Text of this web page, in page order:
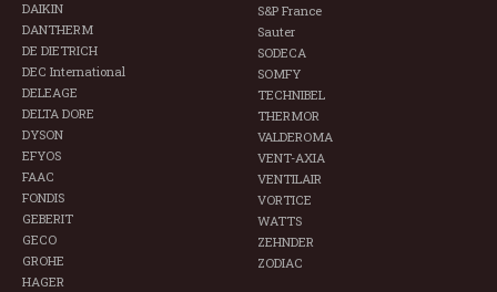
DAIKIN
DANTHERM
DE DIETRICH
DEC International
DELEAGE
DELTA DORE
DYSON
EFYOS
FAAC
FONDIS
GEBERIT
GECO
GROHE
HAGER
S&P France
Sauter
SODECA
SOMFY
TECHNIBEL
THERMOR
VALDEROMA
VENT-AXIA
VENTILAIR
VORTICE
WATTS
ZEHNDER
ZODIAC